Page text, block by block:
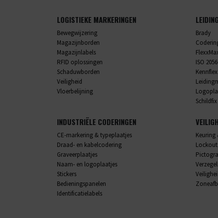
LOGISTIEKE MARKERINGEN
Bewegwijzering
Magazijnborden
Magazijnlabels
RFID oplossingen
Schaduwborden
Veiligheid
Vloerbelijning
Brady
ISO
Kennflex
Schildfix
INDUSTRIËLE CODERINGEN
CE-markering & typeplaatjes
Draad- en kabelcodering
Graveerplaatjes
Naam- en logoplaatjes
Stickers
Bedieningspanelen
Identificatielabels
Keuring